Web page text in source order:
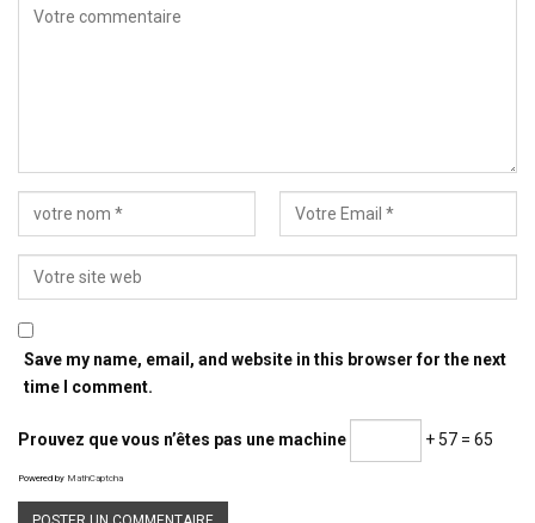
Save my name, email, and website in this browser for the next
time I comment.
Prouvez que vous n’êtes pas une machine + 57 = 65
Powered by MathCaptcha